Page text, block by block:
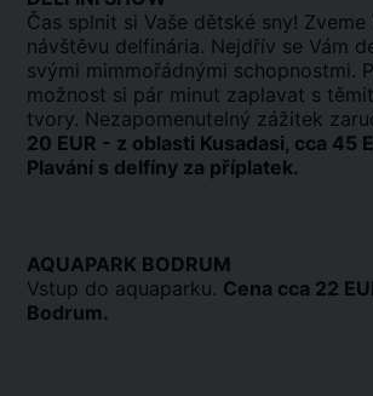
Čas splnit si Vaše dětské sny! Zveme
návštěvu delfinária. Nejdřív se Vám
svými mimmořádnými schopnostmi.
možnost si pár minut zaplavat s
tvory. Nezapomenutelný zážitek
20 EUR - z oblasti Kusadasi, cca 45
Plavání s delfíny za příplatek.
AQUAPARK BODRUM
Vstup do aquaparku. Cena cca 22
Bodrum.